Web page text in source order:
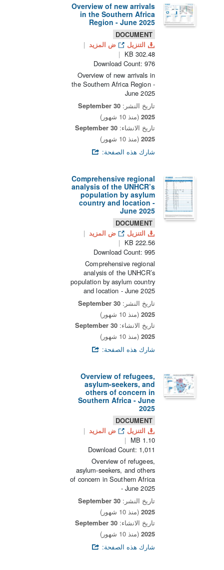
Overview of new arrivals
in the Southern Africa
Region - June 2025
DOCUMENT
التنزيل
ض المزيد
302.48 KB
Download Count: 976
Overview of new arrivals in
the Southern Africa Region -
June 2025
تاريخ النشر:
30 September
2025 (منذ 10 شهور)
تاريخ الانشاء:
30 September
2025 (منذ 10 شهور)
شارك هذه الصفحة:
Comprehensive regional
analysis of the UNHCR’s
population by asylum
country and location -
June 2025
DOCUMENT
التنزيل
ض المزيد
222.56 KB
Download Count: 995
Comprehensive regional
analysis of the UNHCR’s
population by asylum country
and location - June 2025
تاريخ النشر:
30 September
2025 (منذ 10 شهور)
تاريخ الانشاء:
30 September
2025 (منذ 10 شهور)
شارك هذه الصفحة:
Overview of refugees,
asylum-seekers, and
others of concern in
Southern Africa - June
2025
DOCUMENT
التنزيل
ض المزيد
1.10 MB
Download Count: 1,011
Overview of refugees,
asylum-seekers, and others
of concern in Southern Africa
- June 2025
تاريخ النشر:
30 September
2025 (منذ 10 شهور)
تاريخ الانشاء:
30 September
2025 (منذ 10 شهور)
شارك هذه الصفحة: